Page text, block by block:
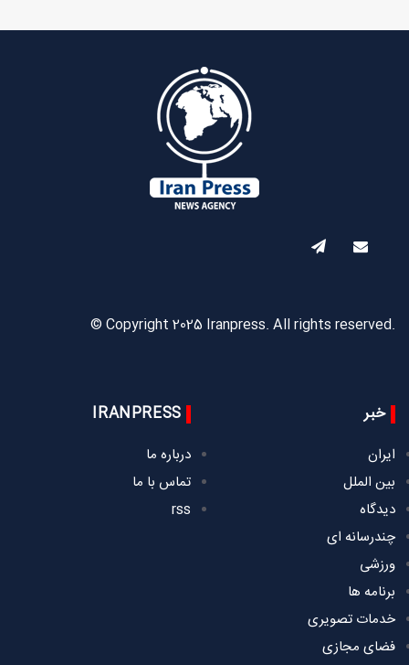
© Copyright 2025 Iranpress. All rights reserved.
خبر
ایران
بین الملل
دیدگاه
چندرسانه ای
ورزشی
برنامه ها
خدمات تصویری
فضای مجازی
IRANPRESS
درباره ما
تماس با ما
rss